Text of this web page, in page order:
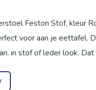
Feston Stof, kleur
voor aan je eettafel.
in stof of leder look.
we verklappen dat de